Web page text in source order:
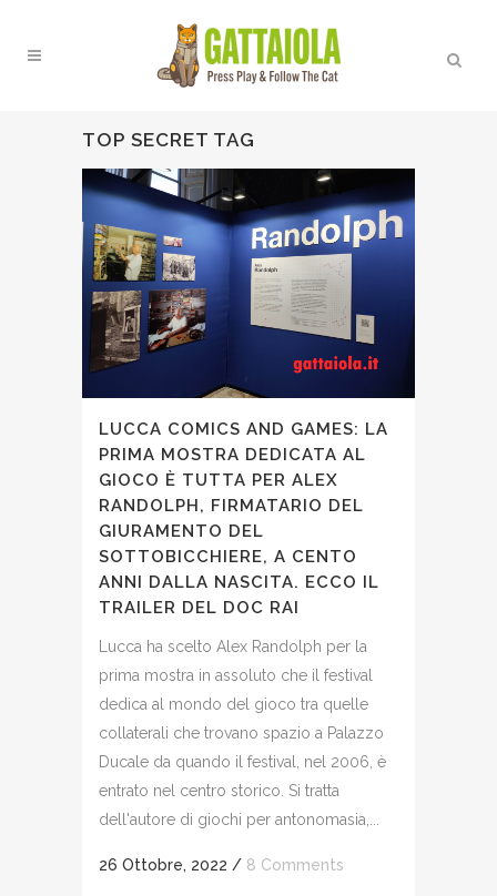
TOP SECRET TAG
LUCCA COMICS AND GAMES: LA
PRIMA MOSTRA DEDICATA AL
GIOCO È TUTTA PER ALEX
RANDOLPH, FIRMATARIO DEL
GIURAMENTO DEL
SOTTOBICCHIERE, A CENTO
ANNI DALLA NASCITA. ECCO IL
TRAILER DEL DOC RAI
Lucca ha scelto Alex Randolph per la
prima mostra in assoluto che il festival
dedica al mondo del gioco tra quelle
collaterali che trovano spazio a Palazzo
Ducale da quando il festival, nel 2006, è
entrato nel centro storico. Si tratta
dell'autore di giochi per antonomasia,...
26 Ottobre, 2022 / 8 Comments